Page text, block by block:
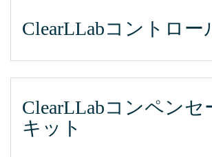
ClearLLabコントロー
ClearLLabコンペンセ
キット